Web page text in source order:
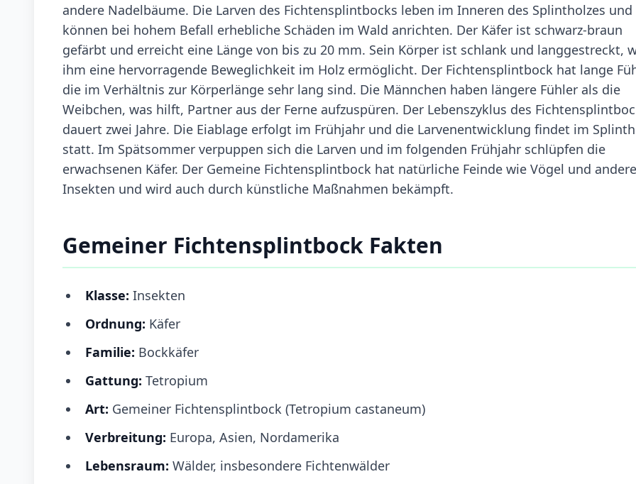
andere Nadelbäume. Die Larven des Fichtensplintbocks leben im Inneren des Splintholzes und
können bei hohem Befall erhebliche Schäden im Wald anrichten. Der Käfer ist schwarz-braun
gefärbt und erreicht eine Länge von bis zu 20 mm. Sein Körper ist schlank und langgestreckt,
ihm eine hervorragende Beweglichkeit im Holz ermöglicht. Der Fichtensplintbock hat lange
die im Verhältnis zur Körperlänge sehr lang sind. Die Männchen haben längere Fühler als die
Weibchen, was hilft, Partner aus der Ferne aufzuspüren. Der Lebenszyklus des
dauert zwei Jahre. Die Eiablage erfolgt im Frühjahr und die Larvenentwicklung findet im
statt. Im Spätsommer verpuppen sich die Larven und im folgenden Frühjahr schlüpfen die
erwachsenen Käfer. Der Gemeine Fichtensplintbock hat natürliche Feinde wie Vögel und andere
Insekten und wird auch durch künstliche Maßnahmen bekämpft.
Gemeiner Fichtensplintbock Fakten
Klasse: Insekten
Ordnung: Käfer
Familie: Bockkäfer
Gattung: Tetropium
Art: Gemeiner Fichtensplintbock (Tetropium castaneum)
Verbreitung: Europa, Asien, Nordamerika
Lebensraum: Wälder, insbesondere Fichtenwälder